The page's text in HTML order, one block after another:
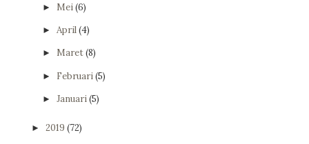
► Mei(6)
► April(4)
► Maret(8)
► Februari(5)
► Januari(5)
► 2019 (72)